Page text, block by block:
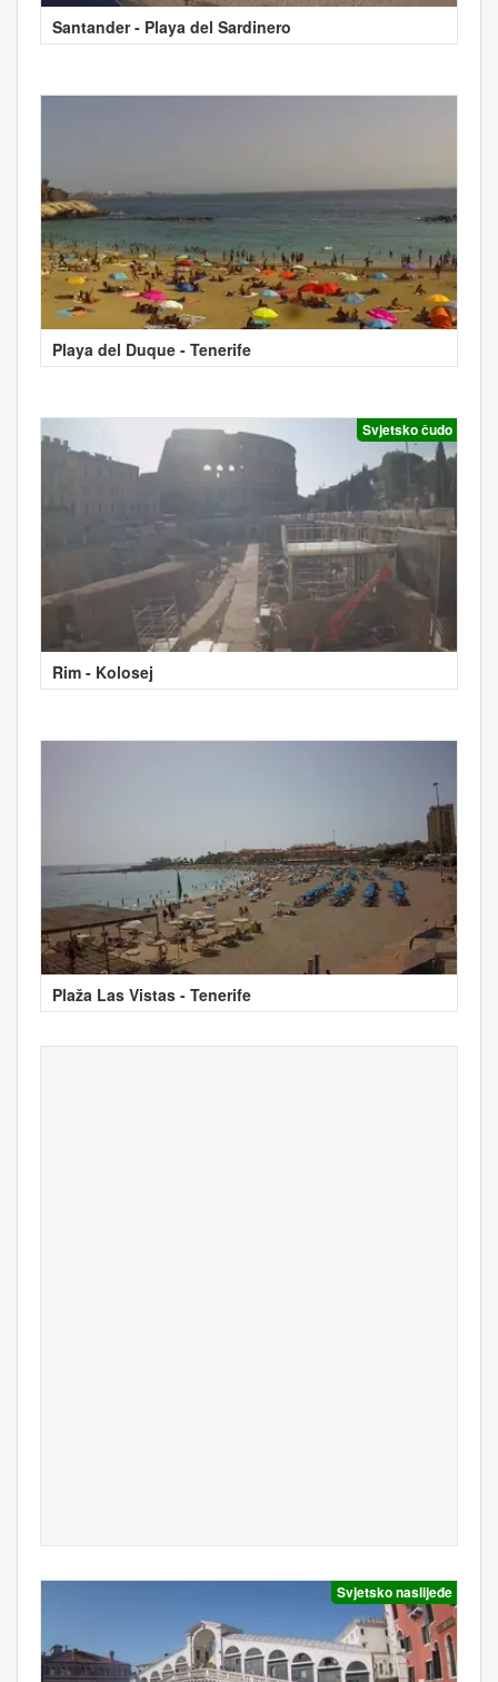
Santander - Playa del Sardinero
Playa del Duque - Tenerife
Svjetsko čudo
Rim - Kolosej
Plaža Las Vistas - Tenerife
Svjetsko naslijeđe